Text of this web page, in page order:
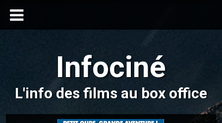
Infociné
L'info des films au box office